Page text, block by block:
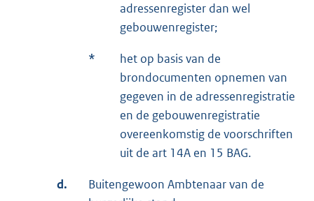
adressenregister dan wel
gebouwenregister;
*
het op basis van de
brondocumenten opnemen van
gegeven in de adressenregistratie
en de gebouwenregistratie
overeenkomstig de voorschriften
uit de art 14A en 15 BAG.
d.
Buitengewoon Ambtenaar van de